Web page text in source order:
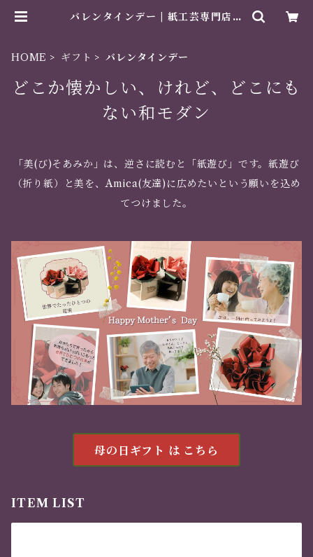
バレンタインデー | 紙工芸専門店
HOME ギフト バレンタインデー
どこか懐かしい、けれど、どこにも
ない和モダン
「美(び)そあみか」は、逆さに読むと「紙遊び」です。紙遊び
（折り紙）と美を、Amica(友達)に広めたいという願いを込め
てつけました。
母の日ギフト は こちら
ITEM LIST